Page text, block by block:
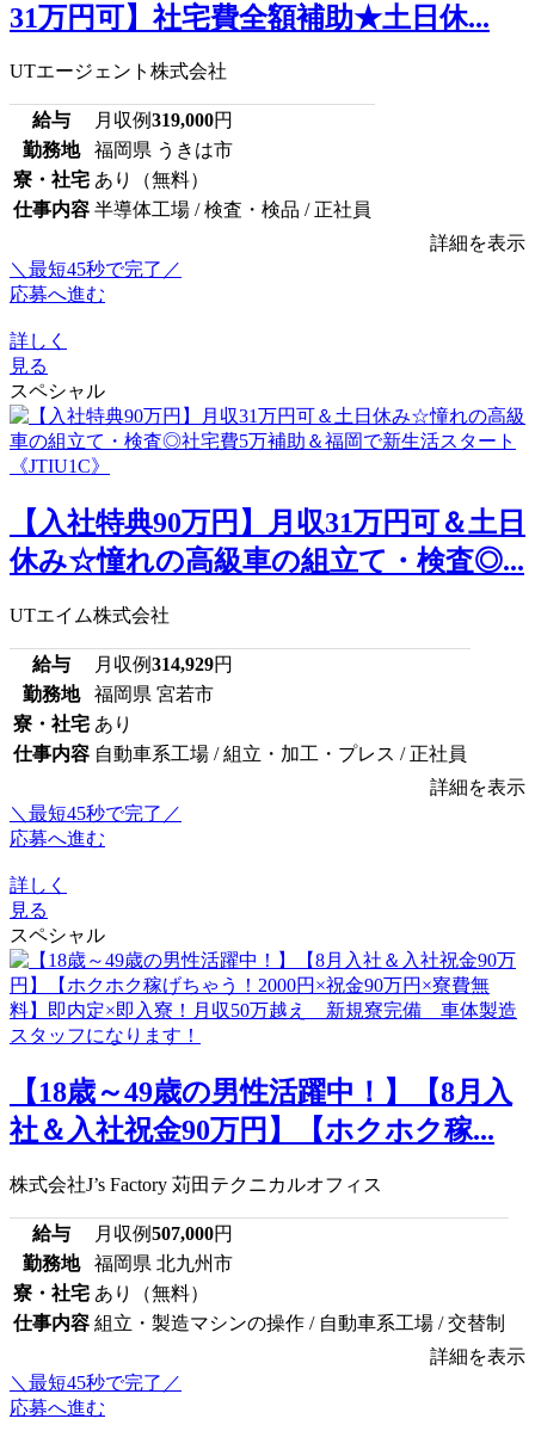
31万円可】社宅費全額補助★土日休...
UTエージェント株式会社
給与 月収例319,000円
勤務地
福岡県 うきは市
寮・社宅 あり（無料）
仕事内容 半導体工場 / 検査・検品 / 正社員
詳細を表示
＼最短45秒で完了／
応募へ進む
詳しく
見る
スペシャル
【入社特典90万円】月収31万円可＆土日
休み☆憧れの高級車の組立て・検査◎...
UTエイム株式会社
給与 月収例314,929円
勤務地
福岡県 宮若市
寮・社宅 あり
仕事内容 自動車系工場 / 組立・加工・プレス / 正社員
詳細を表示
＼最短45秒で完了／
応募へ進む
詳しく
見る
スペシャル
【18歳～49歳の男性活躍中！】【8月入
社＆入社祝金90万円】【ホクホク稼...
株式会社J’s Factory 苅田テクニカルオフィス
給与 月収例507,000円
勤務地
福岡県 北九州市
寮・社宅 あり（無料）
仕事内容 組立・製造マシンの操作 / 自動車系工場 / 交替制
詳細を表示
＼最短45秒で完了／
応募へ進む